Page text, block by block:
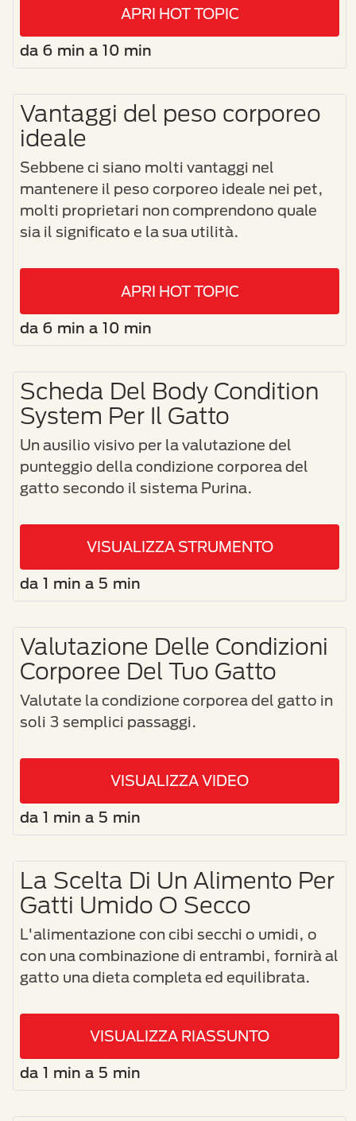
APRI HOT TOPIC
da 6 min a 10 min
Vantaggi del peso corporeo
ideale
Sebbene ci siano molti vantaggi nel
mantenere il peso corporeo ideale nei pet,
molti proprietari non comprendono quale
sia il significato e la sua utilità.
APRI HOT TOPIC
da 6 min a 10 min
Scheda Del Body Condition
System Per Il Gatto
Un ausilio visivo per la valutazione del
punteggio della condizione corporea del
gatto secondo il sistema Purina.
VISUALIZZA STRUMENTO
da 1 min a 5 min
Valutazione Delle Condizioni
Corporee Del Tuo Gatto
Valutate la condizione corporea del gatto in
soli 3 semplici passaggi.
VISUALIZZA VIDEO
da 1 min a 5 min
La Scelta Di Un Alimento Per
Gatti Umido O Secco
L'alimentazione con cibi secchi o umidi, o
con una combinazione di entrambi, fornirà al
gatto una dieta completa ed equilibrata.
VISUALIZZA RIASSUNTO
da 1 min a 5 min